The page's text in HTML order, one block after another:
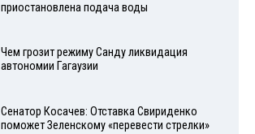
приостановлена подача воды
Чем грозит режиму Санду ликвидация
автономии Гагаузии
Сенатор Косачев: Отставка Свириденко
поможет Зеленскому «перевести стрелки»